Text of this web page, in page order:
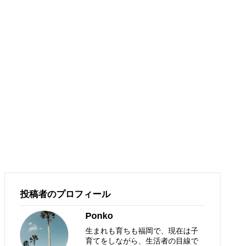
投稿者のプロフィール
Ponko
生まれも育ちも福岡で、現在は子
育てをしながら、生活者の目線で